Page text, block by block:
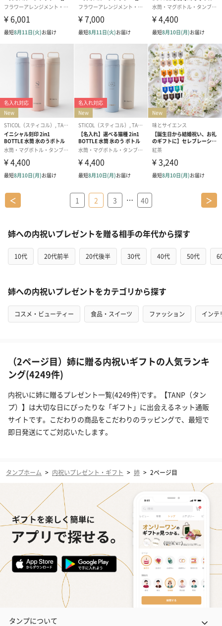
＜ 1 2 3 … 40 ＞
姉への内祝いプレゼントを贈る相手の年代から探す
10代 20代前半 20代後半 30代 40代 50代
姉への内祝いプレゼントをカテゴリから探す
コスメ・ビューティー 食品・スイーツ ファッション インテ
（2ページ目）姉に贈る内祝いギフトの人気ランキ
ング(4249件)
内祝いに姉に贈るプレゼント一覧(4249件)です。【TANP（タン
プ）】は大切な日にぴったりな「ギフト」に出会えるネット通販
サイトです。こだわりの商品をこだわりのラッピングで、最短で
即日発送にてご対応いたします。
タンプホーム > 内祝いプレゼント・ギフト > 姉 > 2ページ目
タンプについて